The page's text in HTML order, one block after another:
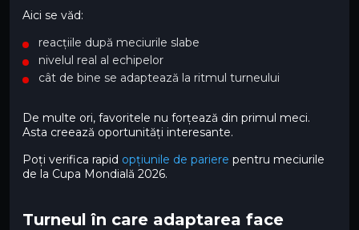
Aici se văd:
reacțiile după meciurile slabe
nivelul real al echipelor
cât de bine se adaptează la ritmul turneului
De multe ori, favoritele nu forțează din primul meci.
Asta creează oportunități interesante.
Poți verifica rapid opțiunile de pariere pentru meciurile
de la Cupa Mondială 2026.
Turneul în care adaptarea face